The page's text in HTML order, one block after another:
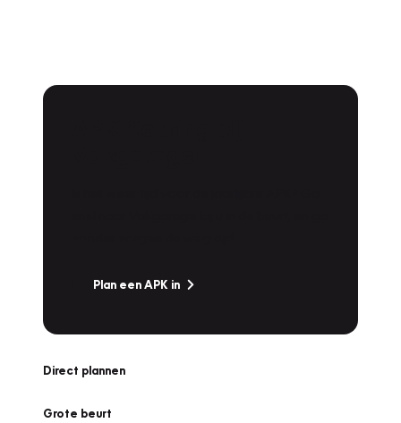
Plan een APK in
Direct plannen
Grote beurt